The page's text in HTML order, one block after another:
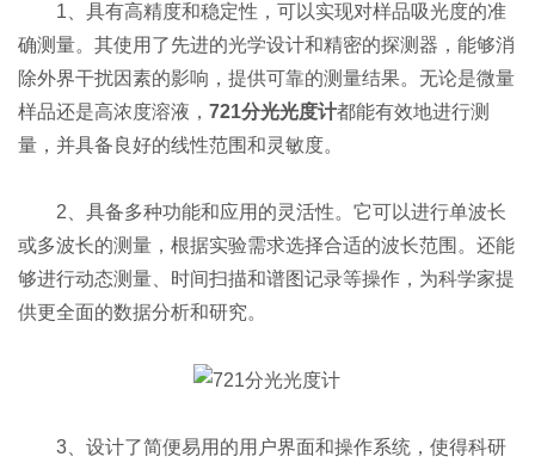
1、具有高精度和稳定性，可以实现对样品吸光度的准
确测量。其使用了先进的光学设计和精密的探测器，能够消
除外界干扰因素的影响，提供可靠的测量结果。无论是微量
样品还是高浓度溶液，721分光光度计都能有效地进行测
量，并具备良好的线性范围和灵敏度。
2、具备多种功能和应用的灵活性。它可以进行单波长
或多波长的测量，根据实验需求选择合适的波长范围。还能
够进行动态测量、时间扫描和谱图记录等操作，为科学家提
供更全面的数据分析和研究。
3、设计了简便易用的用户界面和操作系统，使得科研